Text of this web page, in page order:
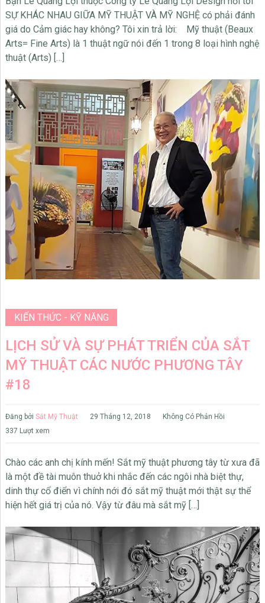
SỰ KHÁC NHAU GIỮA MỸ THUẬT VÀ MỸ NGHỆ có phải đánh
giá do Cảm giác hay không? Tôi xin trả lời: Mỹ thuật (Beaux
Arts= Fine Arts) là 1 thuật ngữ nói đến 1 trong 8 loại hình nghệ
thuật (Arts) […]
KIẾN THỨC - KỸ NĂNG
LỊCH SỬ VÀ SỰ PHÁT TRIỂN CỦA SẮT
MỸ THUẬT CÁC NƯỚC PHƯƠNG TÂY
#18
Đăng bởi Sắt Mỹ Thuật 29 Tháng 12, 2018
Không Có Phản Hồi
337 Lượt xem
Chào các anh chị kính mến! Sắt mỹ thuật phương tây từ xưa đã
là một đề tài muôn thuở khi nhắc đến các ngôi nhà biệt thự,
dinh thự cổ điển vì chính nới đó sắt mỹ thuật mới thật sự thể
hiện hết giá trị của nó. Vậy từ đâu mà sắt mỹ […]